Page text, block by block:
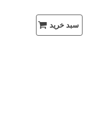
سبد خرید